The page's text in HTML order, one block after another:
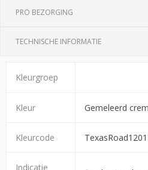
PRO BEZORGING
TECHNISCHE INFORMATIE
Kleurgroep
Kleur Gemeleerd
Kleurcode TexasRoad1201
Indicatie